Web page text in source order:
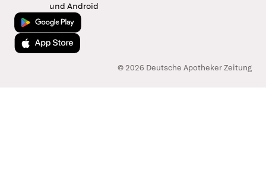
und Android
Jetzt bei Google Play
Laden im App Store
© 2026 Deutsche Apotheker Zeitung